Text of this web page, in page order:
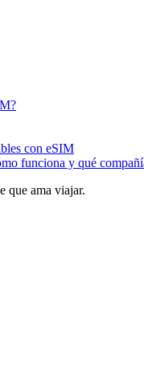
con eSIM
funciona y qué
que ama viajar.